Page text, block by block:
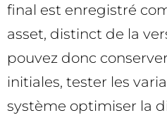
final est enregistré
asset, distinct de la
pouvez donc
initiales, tester les
système optimiser la